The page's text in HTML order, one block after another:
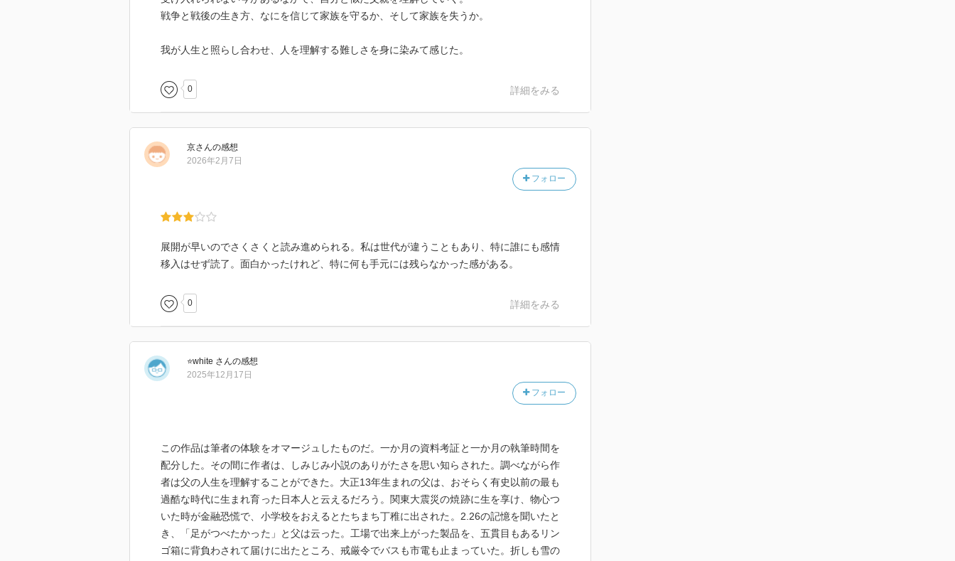
戦争と戦後の生き方、なにを信じて家族を守るか、そして家族を失うか。
我が人生と照らし合わせ、人を理解する難しさを身に染みて感じた。
0 詳細をみる
京さんの感想
フォロー
2026年2月7日
展開が早いのでさくさくと読み進められる。私は世代が違うこともあり、特に誰にも感情
移入はせず読了。面白かったけれど、特に何も手元には残らなかった感がある。
0 詳細をみる
⭐white さんの感想
フォロー
2025年12月17日
この作品は筆者の体験をオマージュしたものだ。一か月の資料考証と一か月の執筆時間を
配分した。その間に作者は、しみじみ小説のありがたさを思い知らされた。調べながら作
者は父の人生を理解することができた。大正13年生まれの父は、おそらく有史以前の最も
過酷な時代に生まれ育った日本人と云えるだろう。関東大震災の焼跡に生を享け、物心つ
いた時が金融恐慌で、小学校をおえるとたちまち丁稚に出された。2.26の記憶を聞いたと
き、「足がつべたかった」と父は云った。工場で出来上がった製品を、五貫目もあるリン
ゴ箱に背負わされて届けに出たところ、戒厳令でバスも市電も止まっていた。折しも雪の